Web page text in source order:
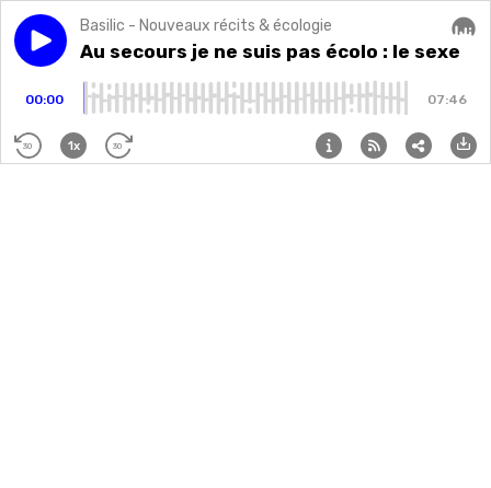
Play episodeAu secours je ne suis pas écolo : le sexe
Basilic - Nouveaux récits & écologie
Au secours je ne suis pas écolo : le sexe
00:00 07:46
30 1x 30